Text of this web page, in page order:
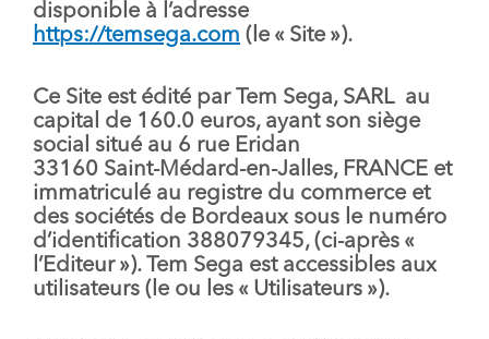
disponible à l’adresse
https://temsega.com (le « Site »).
Ce Site est édité par Tem Sega, SARL au
capital de 160.0 euros, ayant son siège
social situé au 6 rue Eridan
33160 Saint-Médard-en-Jalles, FRANCE et
immatriculé au registre du commerce et
des sociétés de Bordeaux sous le numéro
d’identification 388079345, (ci-après «
l’Editeur»). Tem Sega est accessibles aux
utilisateurs (le ou les « Utilisateurs »).